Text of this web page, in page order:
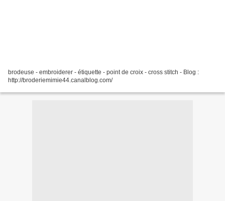
brodeuse - embroiderer - étiquette - point de croix - cross stitch - Blog :
http://broderiemimie44.canalblog.com/